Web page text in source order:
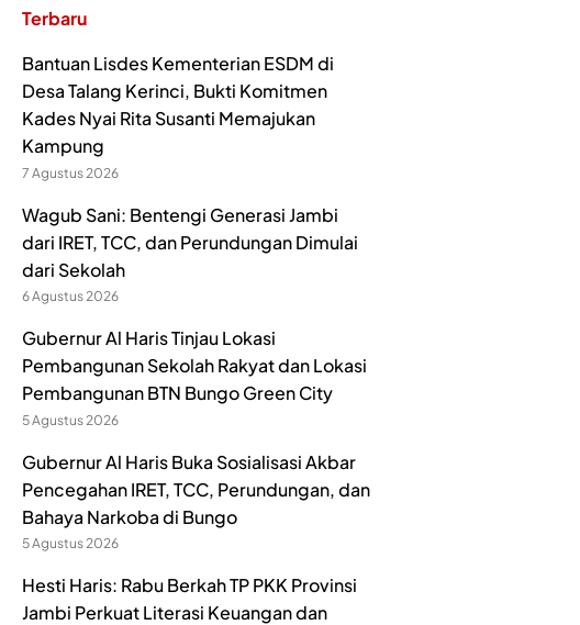
Terbaru
Bantuan Lisdes Kementerian ESDM di
Desa Talang Kerinci, Bukti Komitmen
Kades Nyai Rita Susanti Memajukan
Kampung
7 Agustus 2026
Wagub Sani: Bentengi Generasi Jambi
dari IRET, TCC, dan Perundungan Dimulai
dari Sekolah
6 Agustus 2026
Gubernur Al Haris Tinjau Lokasi
Pembangunan Sekolah Rakyat dan Lokasi
Pembangunan BTN Bungo Green City
5 Agustus 2026
Gubernur Al Haris Buka Sosialisasi Akbar
Pencegahan IRET, TCC, Perundungan, dan
Bahaya Narkoba di Bungo
5 Agustus 2026
Hesti Haris: Rabu Berkah TP PKK Provinsi
Jambi Perkuat Literasi Keuangan dan